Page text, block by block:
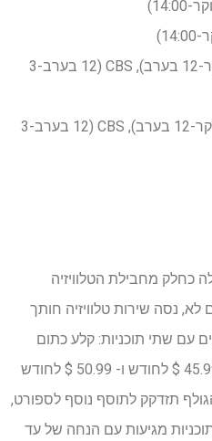
ערוץ גולף (10 בבוקר-12 בערב), CBS (12 בערב-3
ערוץ גולף (10 בבוקר-12 בערב), CBS (12 בערב-3
כחלק מחבילת הטלוויזיה
נסה שירות טלוויזיה חותך
עם שתי תוכניות: קלע כתום
וכחול קלע, שניהם מתחילים ב 45.99 $ לחודש ו- 50.99 $ לחודש
תזדקק לתוסף נוסף לספורט,
התוכניות מגיעות עם הנחה של עד